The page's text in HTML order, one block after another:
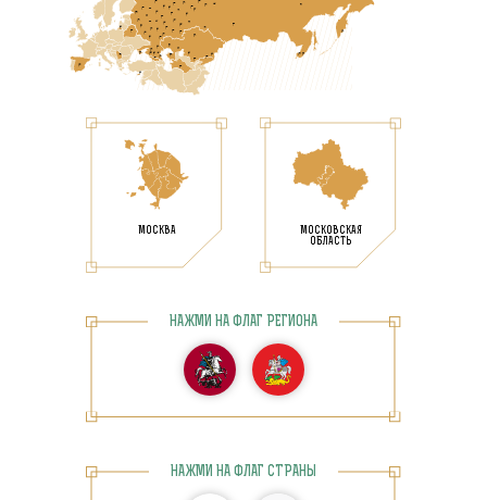
МОСКВА
МОСКОВСКАЯ
ОБЛАСТЬ
НАЖМИ НА ФЛАГ РЕГИОНА
НАЖМИ НА ФЛАГ СТРАНЫ